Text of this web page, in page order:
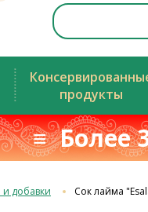
продукты
≡ Более
добавки Сок лайма